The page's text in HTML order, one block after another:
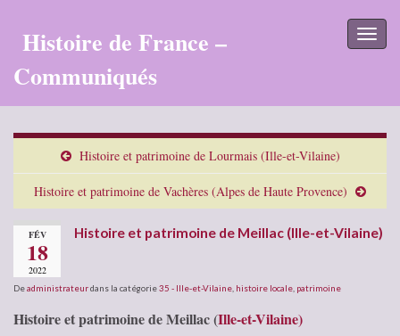
Histoire de France –
Communiqués
Histoire et patrimoine de Lourmais (Ille-et-Vilaine)
Histoire et patrimoine de Vachères (Alpes de Haute Provence)
FÉV
18
2022
Histoire et patrimoine de Meillac (Ille-et-Vilaine)
Deadministrateurdans la catégorie35 - Ille-et-Vilaine histoire locale patrimoine
Histoire et patrimoine de Meillac (Ille-et-Vilaine)